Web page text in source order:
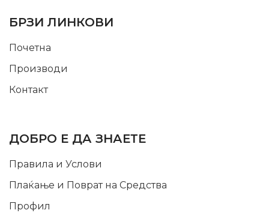
БРЗИ ЛИНКОВИ
Почетна
Производи
Контакт
ДОБРО Е ДА ЗНАЕТЕ
Правила и Услови
Плаќање и Поврат на Средства
Профил